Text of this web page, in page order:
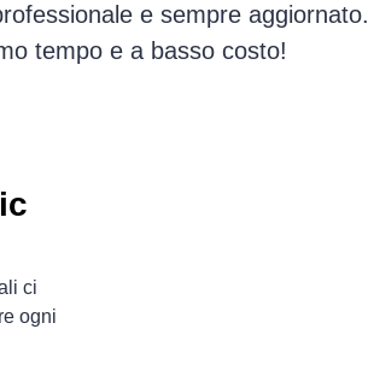
e sempre aggiornato.
tempo e a basso costo!
ci
ogni